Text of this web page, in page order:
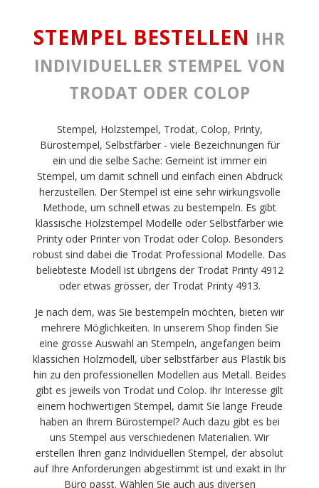
STEMPEL BESTELLEN IHR
INDIVIDUELLER STEMPEL VON
TRODAT ODER COLOP
Stempel, Holzstempel, Trodat, Colop, Printy,
Bürostempel, Selbstfärber - viele Bezeichnungen für
ein und die selbe Sache: Gemeint ist immer ein
Stempel, um damit schnell und einfach einen Abdruck
herzustellen. Der Stempel ist eine sehr wirkungsvolle
Methode, um schnell etwas zu bestempeln. Es gibt
klassische Holzstempel Modelle oder Selbstfärber wie
Printy oder Printer von Trodat oder Colop. Besonders
robust sind dabei die Trodat Professional Modelle. Das
beliebteste Modell ist übrigens der Trodat Printy 4912
oder etwas grösser, der Trodat Printy 4913.
Je nach dem, was Sie bestempeln möchten, bieten wir
mehrere Möglichkeiten. In unserem Shop finden Sie
eine grosse Auswahl an Stempeln, angefangen beim
klassichen Holzmodell, über selbstfärber aus Plastik bis
hin zu den professionellen Modellen aus Metall. Beides
gibt es jeweils von Trodat und Colop. Ihr Interesse gilt
einem hochwertigen Stempel, damit Sie lange Freude
haben an Ihrem Bürostempel? Auch dazu gibt es bei
uns Stempel aus verschiedenen Materialien. Wir
erstellen Ihren ganz Individuellen Stempel, der absolut
auf Ihre Anforderungen abgestimmt ist und exakt in Ihr
Büro passt. Wählen Sie auch aus diversen